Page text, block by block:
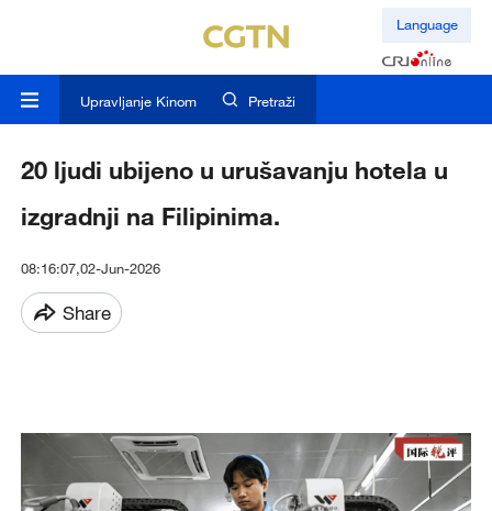
Language
Upravljanje Kinom Pretraži
20 ljudi ubijeno u urušavanju hotela u
izgradnji na Filipinima.
08:16:07,02-Jun-2026
Share